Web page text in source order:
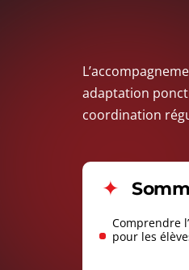
adaptation
coordination
Comprendre
pour les